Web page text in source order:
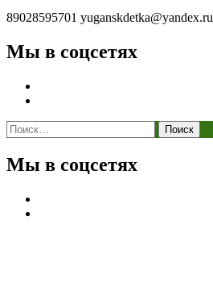
89028595701 yuganskdetka@yandex.ru
Мы в соцсетях
Найти:
Мы в соцсетях